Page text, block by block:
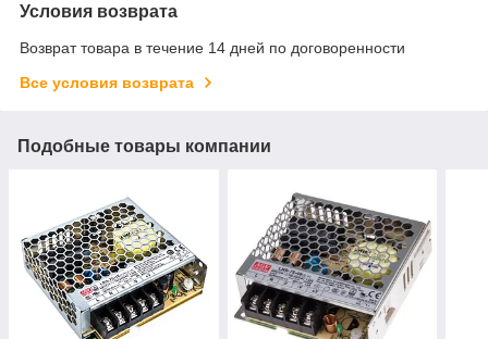
Условия возврата
Возврат товара в течение 14 дней по договоренности
Все условия возврата
Подобные товары компании